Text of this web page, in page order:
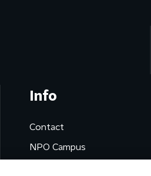
Info
Contact
NPO Campus